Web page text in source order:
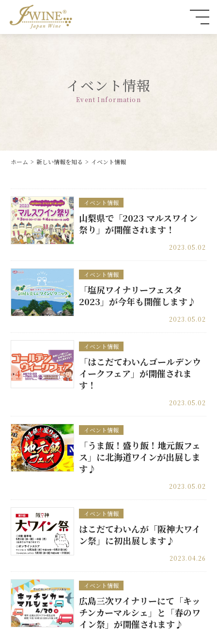
イベント情報
Event Information
ホーム 新しい情報を知る イベント情報
イベント情報
山梨県で「2023 マルスワイン
祭り」が開催されます！
2023.05.02
イベント情報
「塩尻ワイナリーフェスタ
2023」が今年も開催します♪
2023.05.02
イベント情報
「はこだてわいんゴールデンウ
イークフェア」が開催されま
す！
2023.05.02
イベント情報
「うま飯！盛り飯！地元飯フェ
ス」に北海道ワインが出展しま
す♪
2023.05.02
イベント情報
はこだてわいんが「阪神大ワイ
ン祭」に初出展します♪
2023.04.26
イベント情報
広島三次ワイナリーにて「キッ
チンカーマルシェ」と「春のワ
イン祭」が開催されます♪